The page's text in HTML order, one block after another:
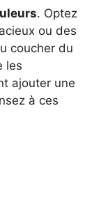
. Optez
ou des
coucher du
les
ajouter une
à ces